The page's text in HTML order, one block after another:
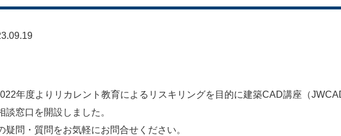
年度よりリカレント教育によるリスキリングを目的に建築CAD講座（
窓口を開設しました。
疑問・質問をお気軽にお問合せください。